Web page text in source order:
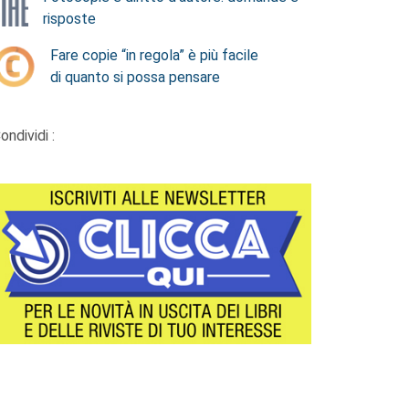
risposte
Fare copie “in regola” è più facile
di quanto si possa pensare
: